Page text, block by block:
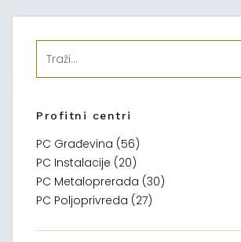
Profitni centri
PC Građevina (56)
PC Instalacije (20)
PC Metaloprerada (30)
PC Poljoprivreda (27)